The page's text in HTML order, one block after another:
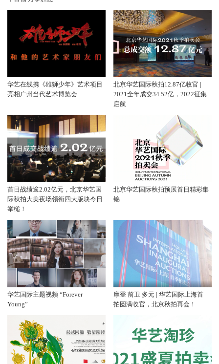
华艺在线携《雄狮少年》艺术项目
亮相广州当代艺术博览会
北京华艺国际秋拍12.87亿收官 |
2021全年成交34.52亿，2022征集
启航
首日战绩逾2.02亿元，北京华艺国
际秋拍大美夜场领衔四大版块今日
举槌！
北京华艺国际秋拍预展首日精彩集
锦
华艺国际主题视频 “Forever
Young”
摩登 前卫 多元 | 华艺国际上海首
拍圆满收官，北京秋拍再会！